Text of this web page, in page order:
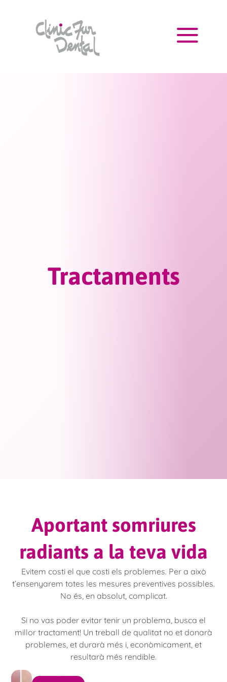
Tractaments
Aportant somriures
radiants a la teva vida
Evitem costi el que costi els problemes. Per a això
t’ensenyarem totes les mesures preventives possibles.
No és, en absolut, complicat.
Si no vas poder evitar tenir un problema, busca el
millor tractament! Un treball de qualitat no et donarà
problemes, et durarà més i, econòmicament, et
resultarà més rendible.